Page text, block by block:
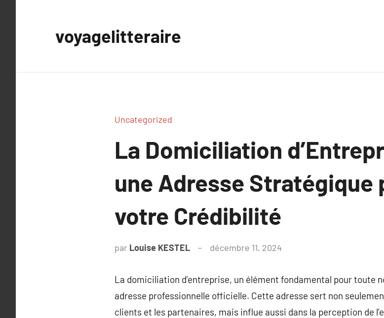
voyagelitteraire
Uncategorized
La Domiciliation
une Adresse Stratégique
votre Crédibilité
par Louise KESTEL décembre 11, 2024
La domiciliation d’entreprise, un élément fondamental pour toute
adresse professionnelle officielle. Cette adresse sert non
clients et les partenaires, mais influe aussi dans la perception de